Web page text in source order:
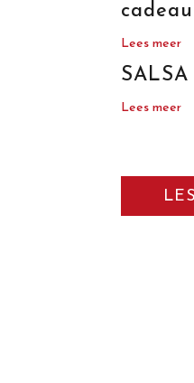
Lees meer
Lees meer